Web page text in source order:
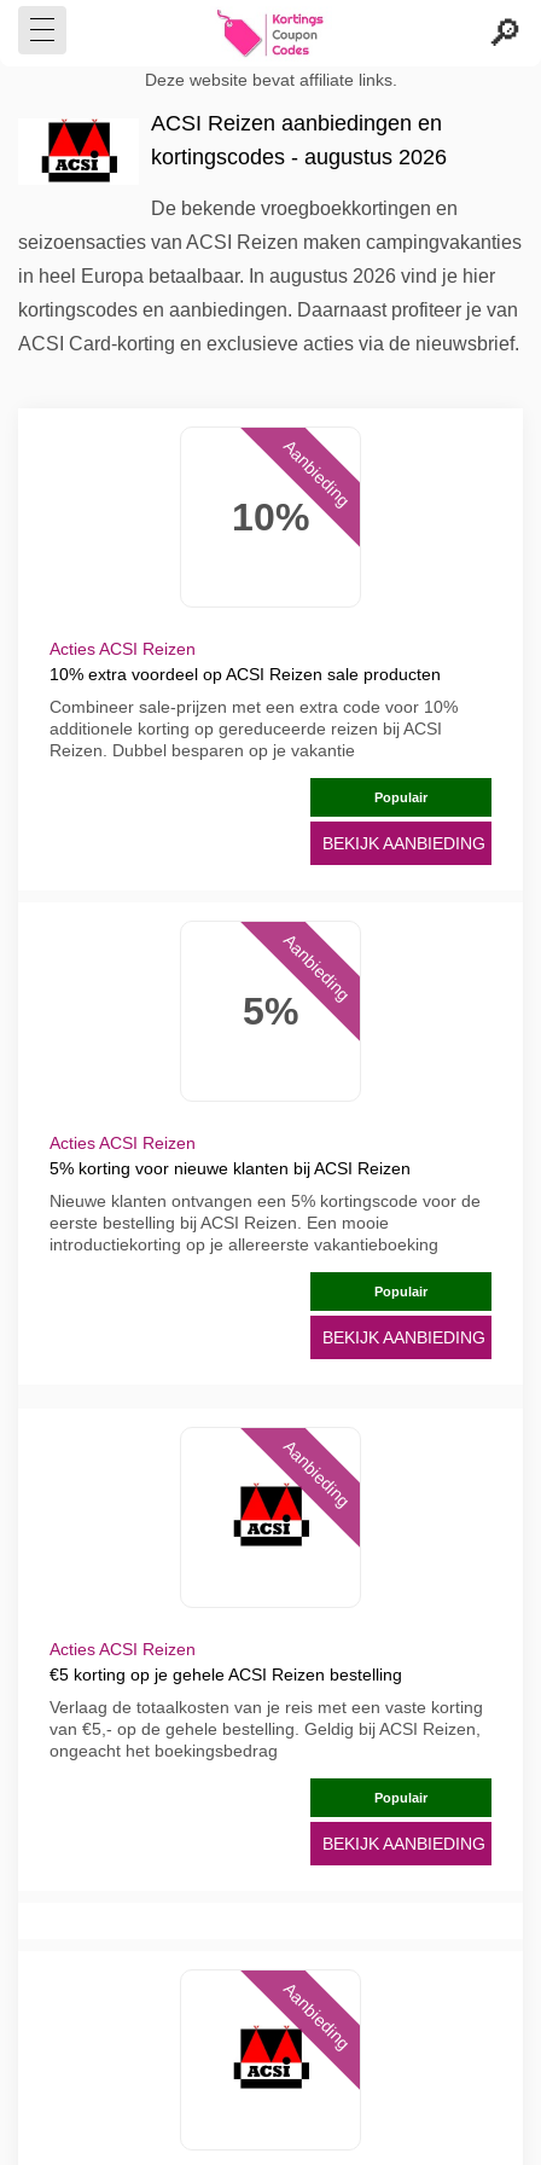
Deze website bevat affiliate links.
ACSI Reizen aanbiedingen en
kortingscodes - augustus 2026
De bekende vroegboekkortingen en
seizoensacties van ACSI Reizen maken campingvakanties
in heel Europa betaalbaar. In augustus 2026 vind je hier
kortingscodes en aanbiedingen. Daarnaast profiteer je van
ACSI Card-korting en exclusieve acties via de nieuwsbrief.
10%
Aanbieding
Acties ACSI Reizen
10% extra voordeel op ACSI Reizen sale producten
Combineer sale-prijzen met een extra code voor 10%
additionele korting op gereduceerde reizen bij ACSI
Reizen. Dubbel besparen op je vakantie
Populair
BEKIJK AANBIEDING
5%
Aanbieding
Acties ACSI Reizen
5% korting voor nieuwe klanten bij ACSI Reizen
Nieuwe klanten ontvangen een 5% kortingscode voor de
eerste bestelling bij ACSI Reizen. Een mooie
introductiekorting op je allereerste vakantieboeking
Populair
BEKIJK AANBIEDING
Aanbieding
Acties ACSI Reizen
€5 korting op je gehele ACSI Reizen bestelling
Verlaag de totaalkosten van je reis met een vaste korting
van €5,- op de gehele bestelling. Geldig bij ACSI Reizen,
ongeacht het boekingsbedrag
Populair
BEKIJK AANBIEDING
Aanbieding